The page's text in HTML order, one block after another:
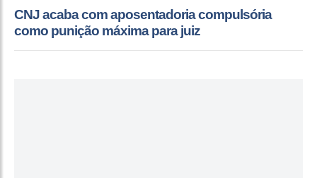
CNJ acaba com aposentadoria compulsória
como punição máxima para juiz